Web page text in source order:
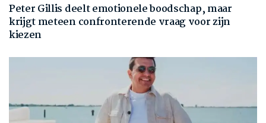
Peter Gillis deelt emotionele boodschap, maar
krijgt meteen confronterende vraag voor zijn
kiezen